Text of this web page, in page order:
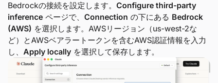
Bedrockの接続を設定します。 Configure third-party
inference ページで、 Connection の下にある Bedrock
(AWS) を選択します。AWSリージョン（us-west-2な
ど）とAWSベアラートークンを含むAWS認証情報を入力
し、 Apply locally を選択して保存します。